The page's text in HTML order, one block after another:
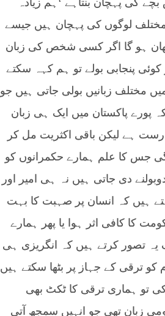
کی پہچان بنتاہے ‘ہم زیادہ
مختلف لوگوں کی پہچان ہیں جیسے
ہو گا اگر کسی شخص کی زبان
پنجابی بولے تو ہم کہہ سکتے
مختلف زبانیں بولی جاتی ہیں جو
پورے پاکستان میں ایک ہی زبان
ہے لیکن باقی اکثریت مل کر
جس کا علم ہمارے حکمرانوں کو
دی جاتی ہیں نہ ہی امیر اور
ہیں کہ انسان پر صہبت کا بہت
کا کافی اثر ہوا یا پھر ہمارے
تصور کرتے ہیں کہ انگریزی ہی
ترقی کے جہاز پر بٹھا سکتے ہیں
تو ہماری ترقی کا ٹکٹ بھی
زبان تھی جو انہیں سمجھ آتی